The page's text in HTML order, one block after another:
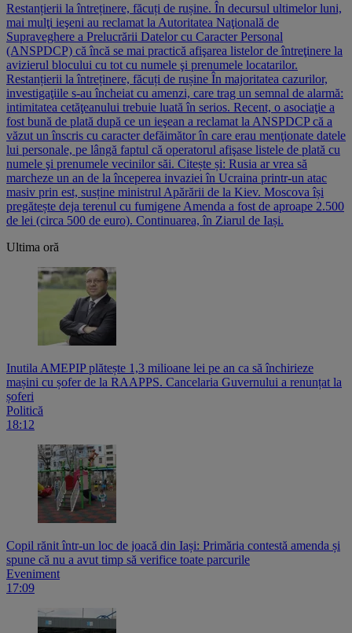
Restanțierii la întreținere, făcuți de rușine. În decursul ultimelor luni,
mai mulţi ieşeni au reclamat la Autoritatea Naţională de
Supraveghere a Prelucrării Datelor cu Caracter Personal
(ANSPDCP) că încă se mai practică afişarea listelor de întreţinere la
avizierul blocului cu tot cu numele şi prenumele locatarilor.
Restanțierii la întreținere, făcuți de rușine În majoritatea cazurilor,
investigaţiile s-au încheiat cu amenzi, care trag un semnal de alarmă:
intimitatea cetăţeanului trebuie luată în serios. Recent, o asociaţie a
fost bună de plată după ce un ieşean a reclamat la ANSPDCP că a
văzut un înscris cu caracter defăimător în care erau menţionate datele
lui personale, pe lângă faptul că operatorul afişase listele de plată cu
numele şi prenumele vecinilor săi. Citește și: Rusia ar vrea să
marcheze un an de la începerea invaziei în Ucraina printr-un atac
masiv prin est, susține ministrul Apărării de la Kiev. Moscova își
pregătește deja terenul cu fumigene Amenda a fost de aproape 2.500
de lei (circa 500 de euro). Continuarea, în Ziarul de Iași.
Ultima oră
Inutila AMEPIP plătește 1,3 milioane lei pe an ca să închirieze
mașini cu șofer de la RAAPPS. Cancelaria Guvernului a renunțat la
șoferi
Politică
18:12
Copil rănit într-un loc de joacă din Iași: Primăria contestă amenda și
spune că nu a avut timp să verifice toate parcurile
Eveniment
17:09